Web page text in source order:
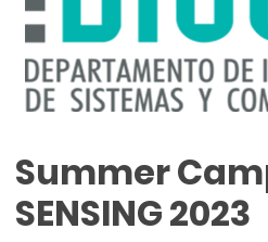
Summer
SENSING 2023